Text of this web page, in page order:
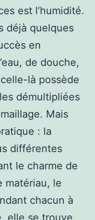
est l’humidité.
déjà quelques
en
de douche,
là possède
démultipliées
Mais
: la
différentes
le charme de
matériau, le
chacun à
elle se trouve